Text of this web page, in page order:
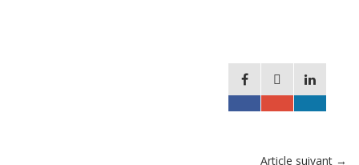
Article suivant →